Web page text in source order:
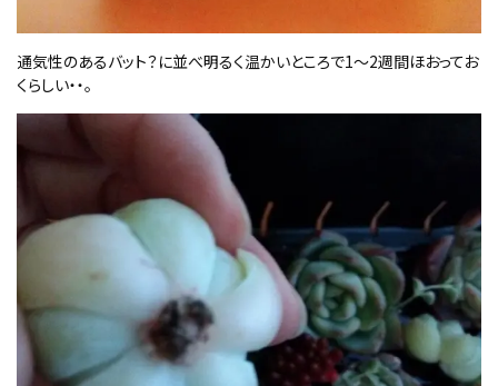
通気性のあるバット？に並べ明るく温かいところで1～2週間ほおってお
くらしい・・。